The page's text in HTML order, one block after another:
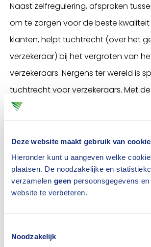
Deze website maakt gebruik van
Hieronder kunt u aangeven welke
plaatsen. De noodzakelijke en
verzamelen geen persoonsgegevens
website te verbeteren.
Noodzakelijk
Naast zelfregulering, afspraken
om te zorgen voor de beste
klanten, helpt tuchtrecht (over het
verzekeraar) bij het vergroten van
verzekeraars. Nergens ter wereld is
tuchtrecht voor verzekeraars. Met
wettelijke verankering wordt het
dit stelsel versterkt. Het betekent dat
als onderneming moeten voldoen
tuchtrechtelijke regeling. De
verzekeraars met een zetel in
verzekeraars die geen lid zijn van het
In de reactie op het voorstel
is het